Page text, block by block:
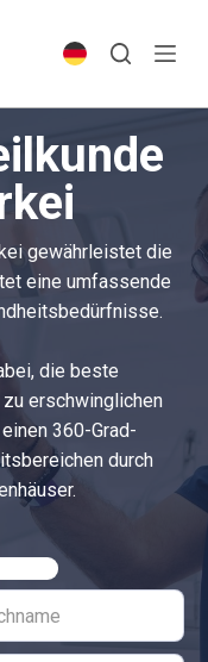
gewährleistet die
eine umfassende
die beste
erschwinglichen
360-Grad-
durch